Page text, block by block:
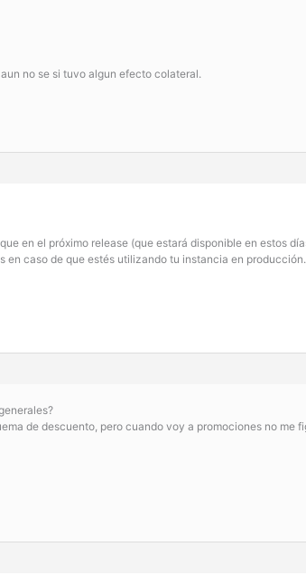
no se si tuvo algun efecto colateral.
en el próximo release (que estará disponible en estos
en caso de que estés utilizando tu instancia en producción.
de descuento, pero cuando voy a promociones no me